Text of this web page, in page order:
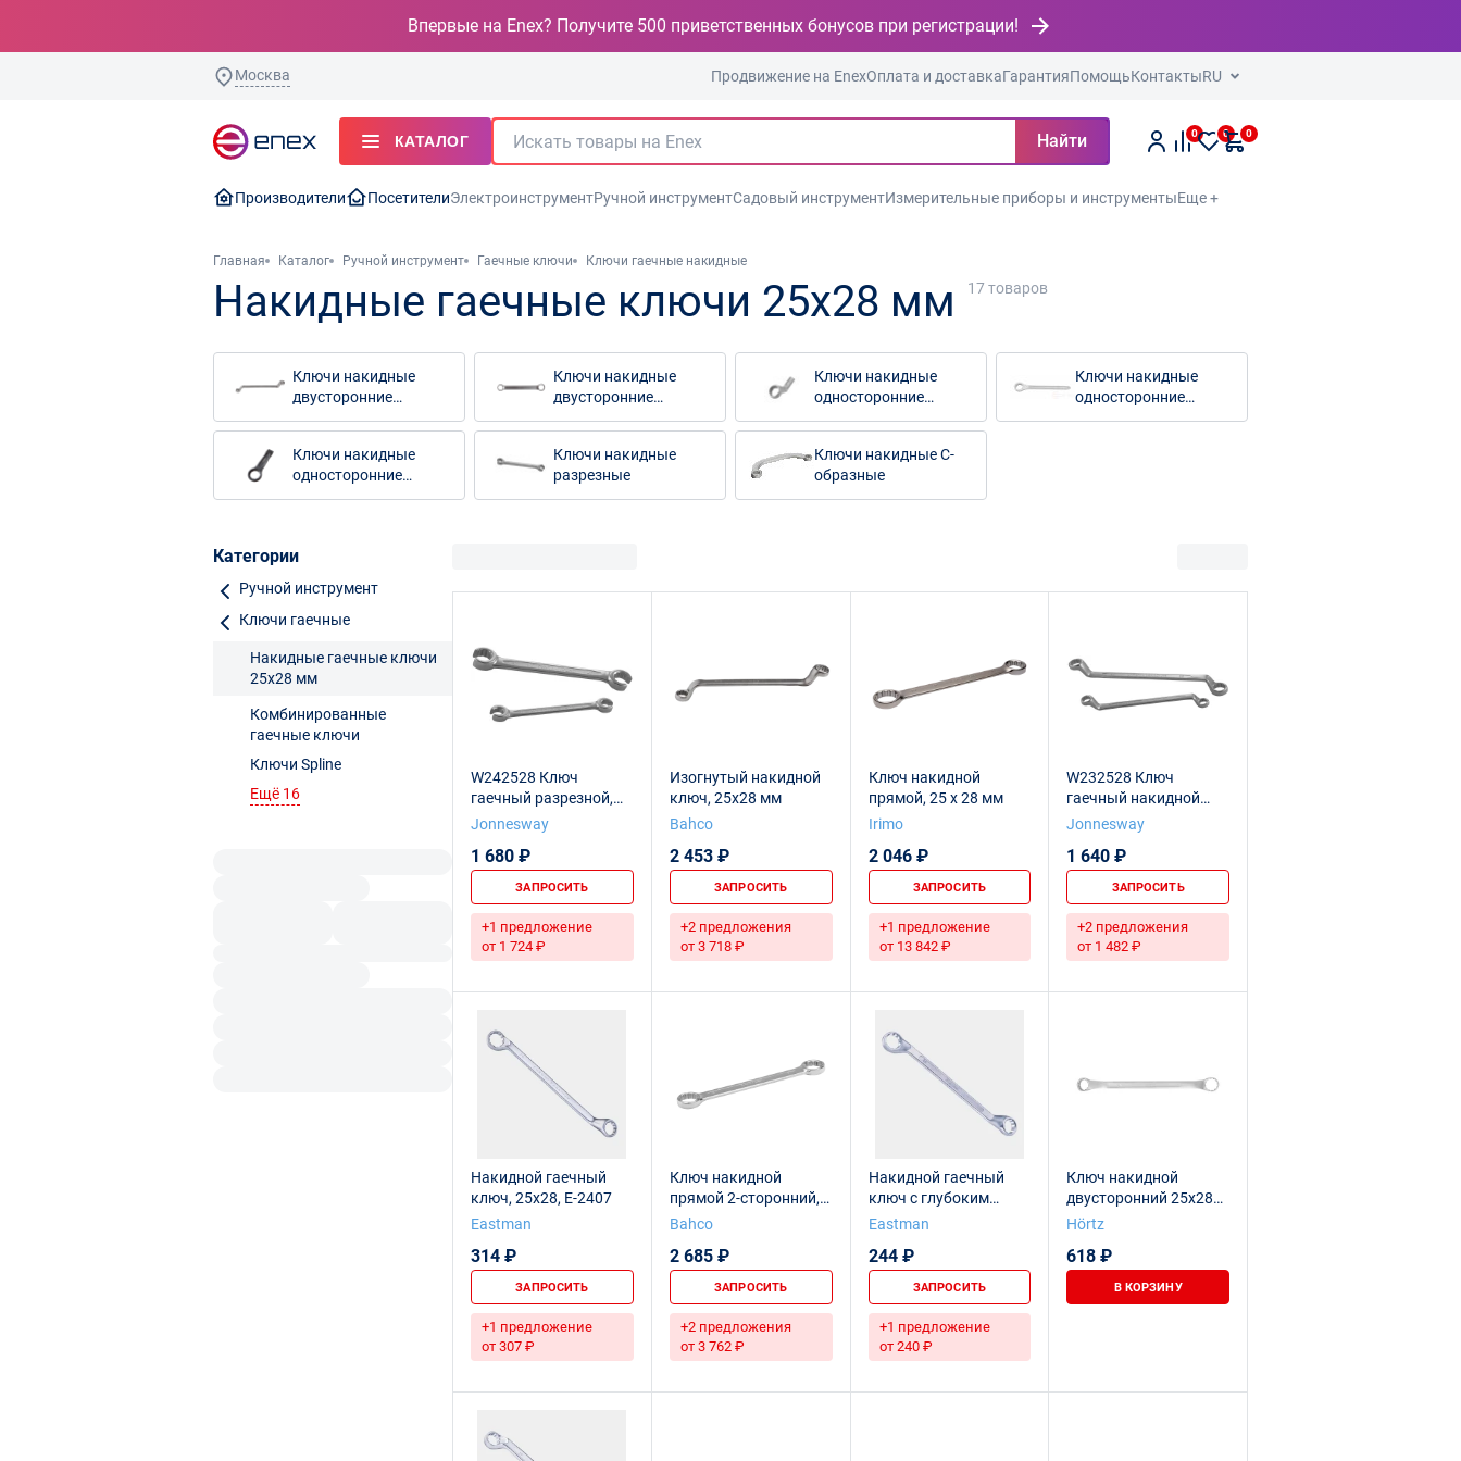
Впервые на Enex? Получите 500 приветственных бонусов при регистрации!
Москва Продвижение на EnexОплата и доставкаГарантияПомощьКонтактыRU
КАТАЛОГ Найти 0 0 0
Производители ПосетителиЭлектроинструментРучной инструментСадовый инструментИзмерительные приборы и инструментыЕще +
Главная Каталог Ручной инструмент Гаечные ключи Ключи гаечные накидные
Накидные гаечные ключи 25x28 мм 17товаров
Ключи накидные
двусторонние
коленчатые
Ключи накидные
двусторонние
прямые
Ключи накидные
односторонние
коленчатые
Ключи накидные
односторонние
прямые
Ключи накидные
односторонние
ударные
Ключи накидные
разрезные
Ключи накидные С-
образные
Категории
Ручной инструмент
Ключи гаечные
Накидные гаечные ключи
25x28 мм
Комбинированные
гаечные ключи
Ключи Spline
Ещё 16
W242528 Ключ
гаечный разрезной,
25х28 мм
Jonnesway
1 680 ₽
ЗАПРОСИТЬ
+1 предложение
от 1 724 ₽
Изогнутый накидной
ключ, 25х28 мм
Bahco
2 453 ₽
ЗАПРОСИТЬ
+2 предложения
от 3 718 ₽
Ключ накидной
прямой, 25 x 28 мм
Irimo
2 046 ₽
ЗАПРОСИТЬ
+1 предложение
от 13 842 ₽
W232528 Ключ
гаечный накидной
изогнутый 75°, 25х28
Jonnesway
1 640 ₽
ЗАПРОСИТЬ
+2 предложения
от 1 482 ₽
Накидной гаечный
ключ, 25x28, E-2407
Eastman
314 ₽
ЗАПРОСИТЬ
+1 предложение
от 307 ₽
Ключ накидной
прямой 2-сторонний,
25х28 мм
Bahco
2 685 ₽
ЗАПРОСИТЬ
+2 предложения
от 3 762 ₽
Накидной гаечный
ключ с глубоким
смещением, 25x28 мм,
Eastman
244 ₽
ЗАПРОСИТЬ
+1 предложение
от 240 ₽
Ключ накидной
двусторонний 25х28
мм сатин финиш
Hörtz
618 ₽
В КОРЗИНУ